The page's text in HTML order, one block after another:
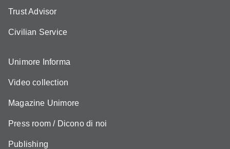
Trust Advisor
Civilian Service
Unimore Informa
Video collection
Magazine Unimore
Press room / Dicono di noi
Publishing